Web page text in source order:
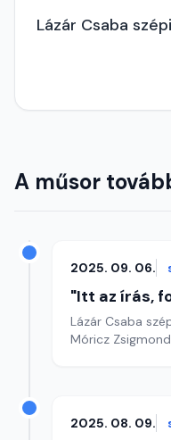
Lázár Csaba
A műsor
2025. 09. 06.
"Itt az írás,
Lázár Csaba
Móricz
2025. 08. 09.